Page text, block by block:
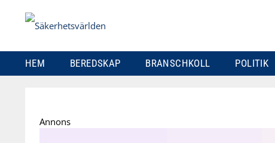
HEM BEREDSKAP BRANSCHKOLL POLITIK
to
Annons